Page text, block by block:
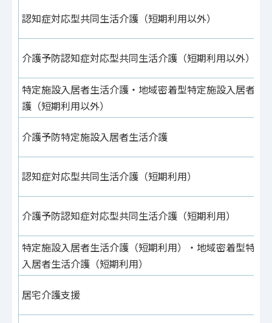
認知症対応型共同生活介護（短期利用以外）
介護予防認知症対応型共同生活介護（短期利用以外）
特定施設入居者生活介護・地域密着型特定施設入居者生
護（短期利用以外）
介護予防特定施設入居者生活介護
認知症対応型共同生活介護（短期利用）
介護予防認知症対応型共同生活介護（短期利用）
特定施設入居者生活介護（短期利用）・地域密着型特定
入居者生活介護（短期利用）
居宅介護支援